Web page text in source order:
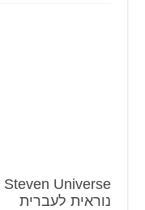
נוראית לעברית